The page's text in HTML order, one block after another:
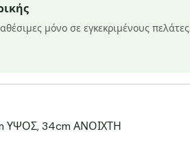
μόνο σε εγκεκριμένους πελάτες.
ΥΨΟΣ, 34cm ΑΝΟΙΧΤΗ